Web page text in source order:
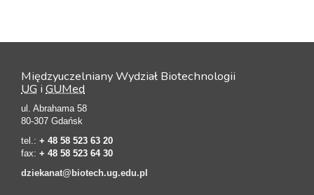
Międzyuczelniany Wydział Biotechnologii
UG i GUMed
ul. Abrahama 58
80-307 Gdańsk
tel.: + 48 58 523 63 20
fax: + 48 58 523 64 30
dziekanat@biotech.ug.edu.pl